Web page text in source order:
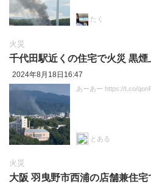
たく
火災
千代田駅近くの住宅で火災 黒
2024年8月18日16:47
あーあー https://t.co/
とある
火災
大阪 羽曳野市西浦の店舗兼住